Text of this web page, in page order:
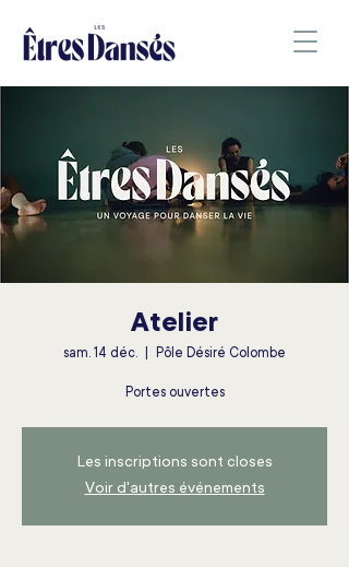
Atelier
sam. 14 déc. Pôle Désiré Colombe
Portes ouvertes
Les inscriptions sont closes
Voir d'autres événements